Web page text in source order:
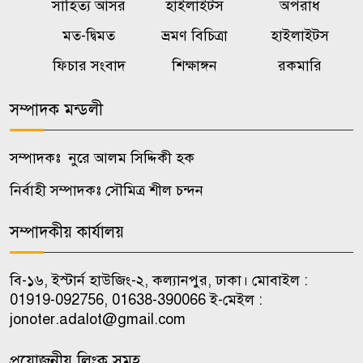
প্রধানমন্ত্রী
৮
বাঁশখালীতে প্রধানমন্ত্রী, সমুদ্রপাড়ে
জনতার ঢল
পরিদর্শন করলেন প্রধানমন্ত্রী
সাহিত্য আসর
হাইলাইটস
অপরাধ
মত-দ্বিমত
ভ্রমণ বিচিত্রা
হাইলাইটস
ফিচার সংবাদ
শিক্ষাঙ্গন রকমারি
সম্পাদক মন্ডলী
সম্পাদকঃ নুরে আলম সিদ্দিকী হক
নির্বাহী সম্পাদকঃ সৌমিত্র শীল চন্দন
সম্পাদকীয় কার্যালয়
বি-১৬, ইস্টার্ন হাউজিং-২, কল্যানপুর, ঢাকা। মোবাইল :
01919-092756, 01638-390066 ই-মেইল :
jonoter.adalot@gmail.com